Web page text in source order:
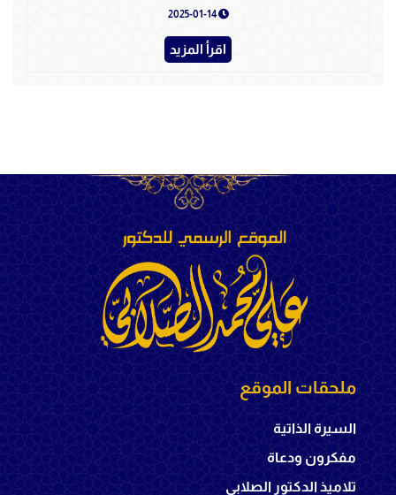
2025-01-14
اقرأ المزيد
ملحقات الموقع
السيرة الذاتية
مفكرون ودعاة
تلاميذ الدكتور الصلابي